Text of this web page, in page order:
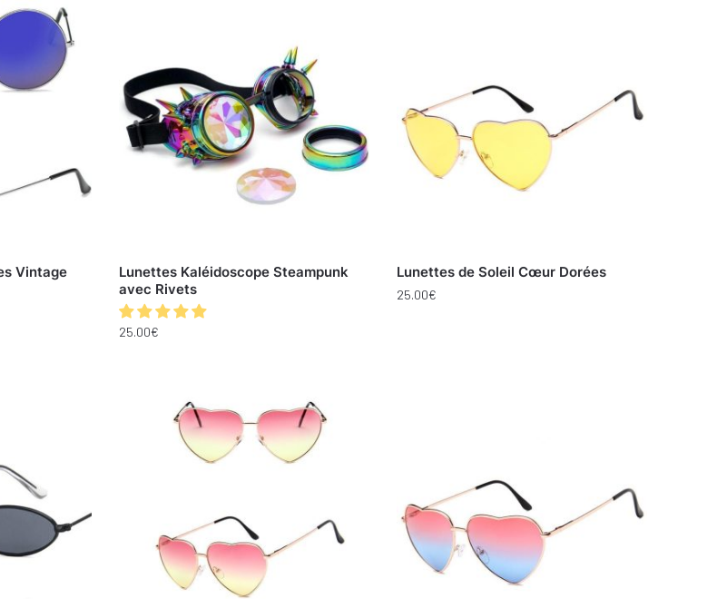
Vintage
Lunettes Kaléidoscope Steampunk
avec Rivets
25.00€
Lunettes de Soleil Cœur Dorées
25.00€